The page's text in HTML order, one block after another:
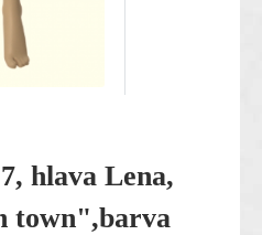
hlava Lena,
town",barva